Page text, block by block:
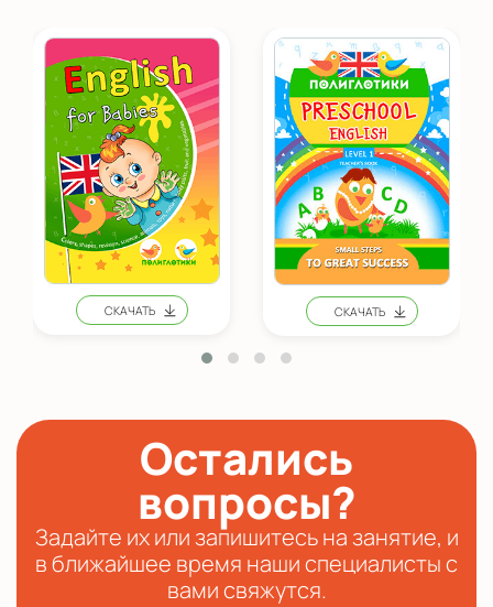
Остались
вопросы?
Задайте их или запишитесь на занятие, и
в ближайшее время наши специалисты с
вами свяжутся.